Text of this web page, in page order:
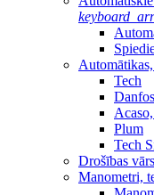
Tech
Plum
Tech
Drošības
Manometri,